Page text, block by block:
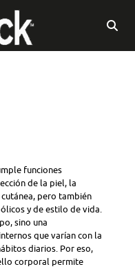
funciones
de la piel, la
pero también
y de estilo de vida.
sino una
que varían con la
diarios. Por eso,
corporal permite